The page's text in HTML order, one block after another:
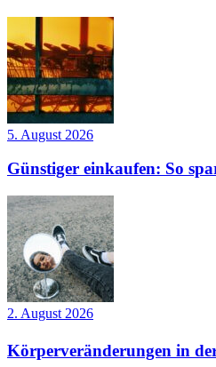
5. August 2026
Günstiger einkaufen: So
2. August 2026
Körperveränderungen in